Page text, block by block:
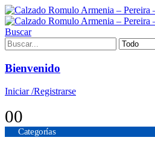
Buscar
Bienvenido
Iniciar /Registrarse
00
Categorías